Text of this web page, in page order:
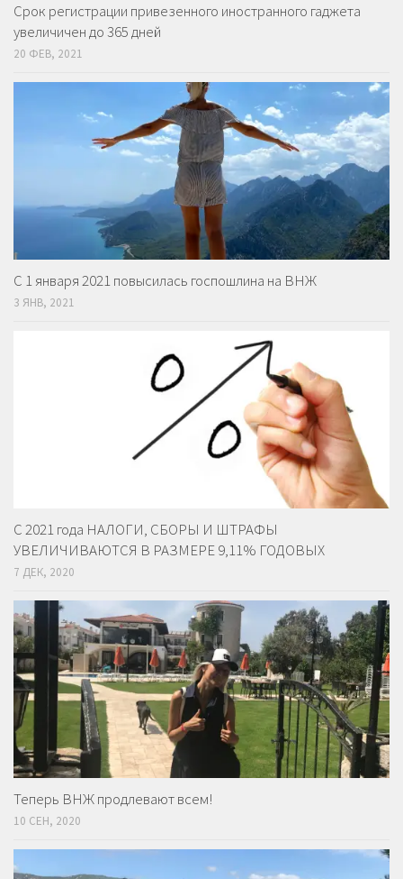
Срок регистрации привезенного иностранного гаджета
увеличичен до 365 дней
20 ФЕВ, 2021
С 1 января 2021 повысилась госпошлина на ВНЖ
3 ЯНВ, 2021
С 2021 года НАЛОГИ, СБОРЫ И ШТРАФЫ
УВЕЛИЧИВАЮТСЯ В РАЗМЕРЕ 9,11% ГОДОВЫХ
7 ДЕК, 2020
Теперь ВНЖ продлевают всем!
10 СЕН, 2020